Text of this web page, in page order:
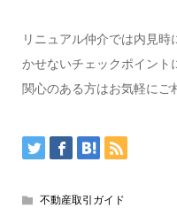
リニュアル仲介では内見
かせないチェックポイント
関心のある方はお気軽にご
不動産取引ガイド